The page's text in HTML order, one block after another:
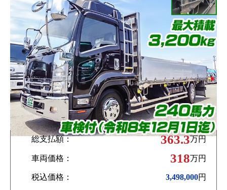
総支払額： 363.3万円
車両価格： 318万円
税込価格： 3,498,000円